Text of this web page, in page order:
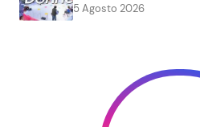
5 Agosto 2026